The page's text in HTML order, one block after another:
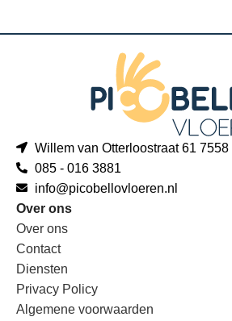
Willem van Otterloostraat 61
085 - 016 3881
info@picobellovloeren.nl
Over ons
Over ons
Contact
Diensten
Privacy Policy
Algemene voorwaarden